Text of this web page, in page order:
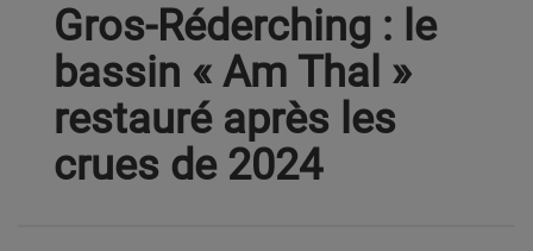
Gros-Réderching : le
bassin « Am Thal »
restauré après les
crues de 2024